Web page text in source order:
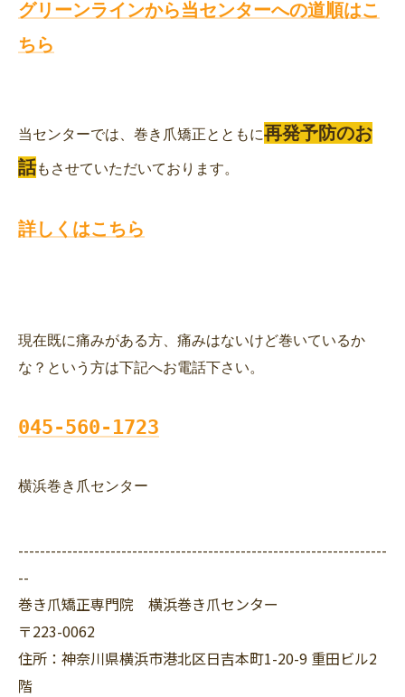
グリーンラインから当センターへの道順はこ
ちら
当センターでは、巻き爪矯正とともに再発予防のお
話もさせていただいております。
詳しくはこちら
現在既に痛みがある方、痛みはないけど巻いているか
な？という方は下記へお電話下さい。
045-560-1723
横浜巻き爪センター
--------------------------------------------------------------------
--
巻き爪矯正専門院 横浜巻き爪センター
〒223-0062
住所：神奈川県横浜市港北区日吉本町1-20-9 重田ビル2
階